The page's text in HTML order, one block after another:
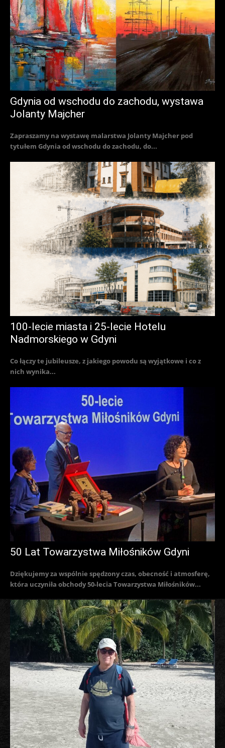
Gdynia od wschodu do zachodu, wystawa
Jolanty Majcher
Zapraszamy na wystawę malarstwa Jolanty Majcher pod
tytułem Gdynia od wschodu do zachodu, do...
100-lecie miasta i 25-lecie Hotelu
Nadmorskiego w Gdyni
Co łączy te jubileusze, z jakiego powodu są wyjątkowe i co z
nich wynika...
50 Lat Towarzystwa Miłośników Gdyni
Dziękujemy za wspólnie spędzony czas, obecność i atmosferę,
która uczyniła obchody 50-lecia Towarzystwa Miłośników...